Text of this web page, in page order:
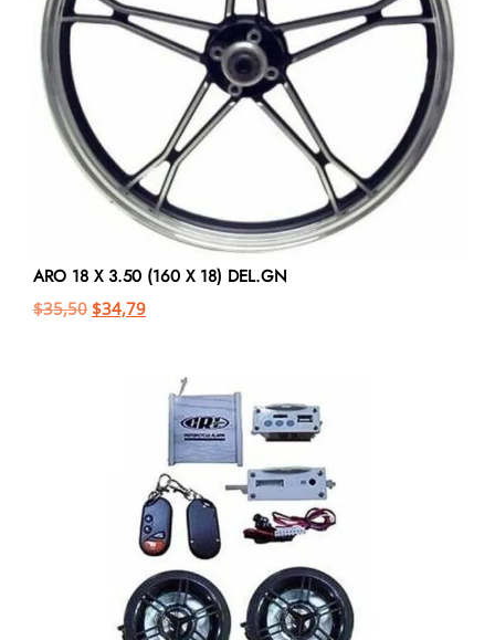
ARO 18 X 3.50 (160 X 18) DEL.GN
$35,50 $34,79